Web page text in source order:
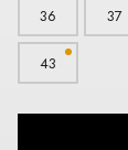
36 37
43